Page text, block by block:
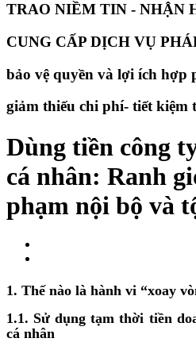
TRAO NIỀM TIN - NHẬN
CUNG CẤP DỊCH VỤ
bảo vệ quyền và lợi ích hợp
giảm thiếu chi phí- tiết kiệm
Dùng tiền công
cá nhân: Ranh
phạm nội bộ và
1. Thế nào là hành vi “xoay
1.1. Sử dụng tạm thời tiền
cá nhân